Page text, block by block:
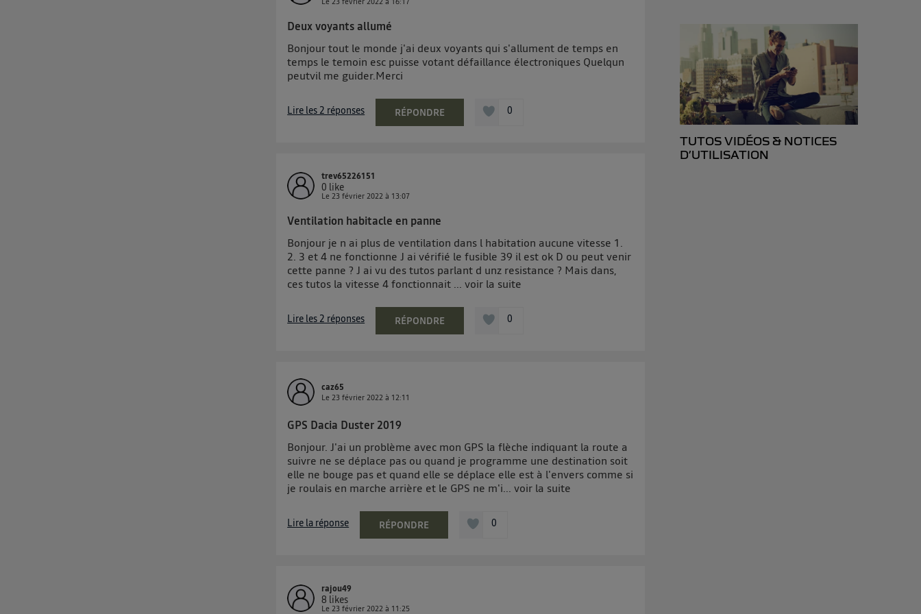
Deux voyants allumé
Bonjour tout le monde j'ai deux voyants qui s'allument de temps en
temps le temoin esc puisse votant défaillance électroniques Quelqun
peutvil me guider.Merci
Lire les 2 réponses RÉPONDRE 0
trev65226151
0 like
Le23 février 2022 à 13:07
Ventilation habitacle en panne
Bonjour je n ai plus de ventilation dans l habitation aucune vitesse 1.
2. 3 et 4 ne fonctionne J ai vérifié le fusible 39 il est ok D ou peut venir
cette panne ? J ai vu des tutos parlant d unz resistance ? Mais dans,
ces tutos la vitesse 4 fonctionnait ...voir la suite
Lire les 2 réponses RÉPONDRE 0
caz65
Le23 février 2022 à 12:11
GPS Dacia Duster 2019
Bonjour. J'ai un problème avec mon GPS la flèche indiquant la route a
suivre ne se déplace pas ou quand je programme une destination soit
elle ne bouge pas et quand elle se déplace elle est à l'envers comme si
je roulais en marche arrière et le GPS ne m'i...voir la suite
Lire la réponse RÉPONDRE 0
rajou49
8 likes
Le23 février 2022 à 11:25
TUTOS VIDÉOS & NOTICES
D’UTILISATION
") ou via la page « gérer Utiq » en bas de ce site. Pour plus
d'informations, veuillez consulterla Politique d'information sur les données
personnelles d'Utiq.